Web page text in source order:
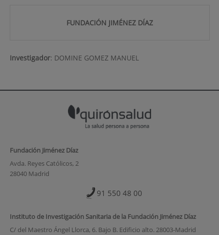
FUNDACIÓN JIMÉNEZ DÍAZ
Investigador: DOMINE GOMEZ MANUEL
Fundación Jiménez Díaz
Avda. Reyes Católicos, 2
28040 Madrid
91 550 48 00
Instituto de Investigación Sanitaria de la Fundación Jiménez Díaz
C/ del Maestro Ángel Llorca, 6. Bajo B. Edificio alto. 28003-Madrid